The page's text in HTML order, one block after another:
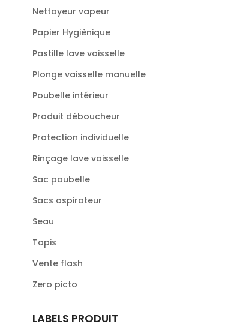
Nettoyeur vapeur
Papier Hygiènique
Pastille lave vaisselle
Plonge vaisselle manuelle
Poubelle intérieur
Produit déboucheur
Protection individuelle
Rinçage lave vaisselle
Sac poubelle
Sacs aspirateur
Seau
Tapis
Vente flash
Zero picto
LABELS PRODUIT